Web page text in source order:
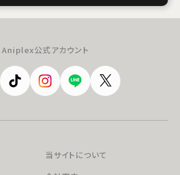
Aniplex公式アカウント
当サイトについて